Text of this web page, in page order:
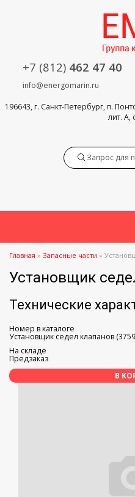
+7 (812) 462 47 40
info@energomarin.ru
196643, г. Санкт-Петербург, п.
лит. А,
Главная » Запасные части »
Установщик
Технические
Номер в каталоге
Установщик седел клапанов
На складе
Предзаказ
В